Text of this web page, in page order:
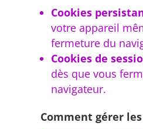
Cookies
votre appareil
fermeture du
Cookies de
dès que vous
navigateur.
Comment gérer